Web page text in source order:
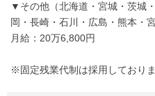
▼その他（北海道・宮城・茨城
岡・長崎・石川・広島・熊本・
月給：20万6,800円
※固定残業代制は採用しておりま